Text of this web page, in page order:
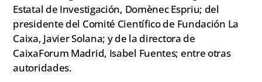
Estatal de Investigación, Domènec Espriu; del
presidente del Comité Científico de Fundación La
Caixa, Javier Solana; y de la directora de
CaixaForum Madrid, Isabel Fuentes; entre otras
autoridades.